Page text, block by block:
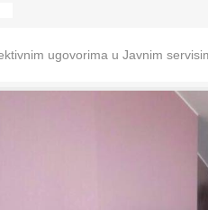
ugovorima u Javnim